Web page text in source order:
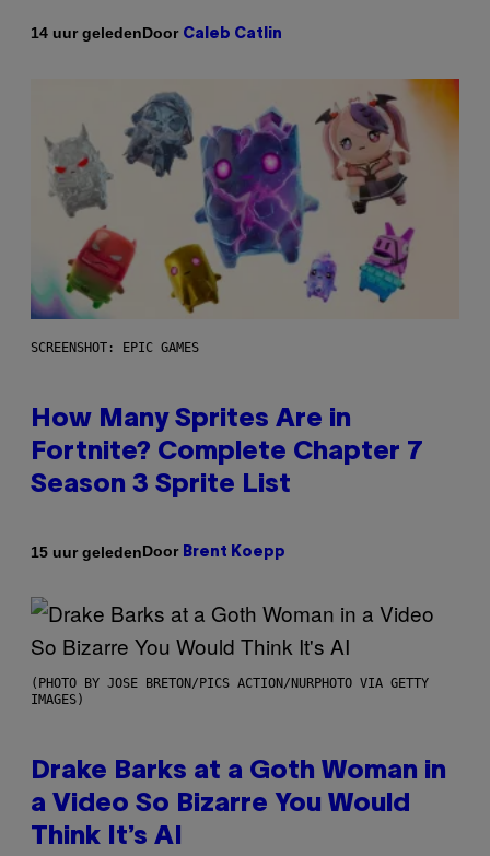
14 uur geledenDoor Caleb Catlin
SCREENSHOT: EPIC GAMES
How Many Sprites Are in
Fortnite? Complete Chapter 7
Season 3 Sprite List
15 uur geledenDoor Brent Koepp
(PHOTO BY JOSE BRETON/PICS ACTION/NURPHOTO VIA GETTY
IMAGES)
Drake Barks at a Goth Woman in
a Video So Bizarre You Would
Think It’s AI